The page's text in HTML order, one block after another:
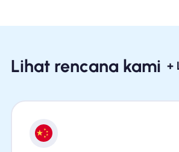
Lihat rencana kami +